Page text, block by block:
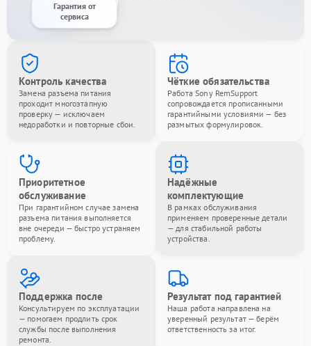
Гарантия от
сервиса
Контроль качества
Замена разъема питания
проходит многоэтапную
проверку — исключаем
недоработки и повторные сбои.
Чёткие обязательства
Работа Sony RemSupport
сопровождается прописанными
гарантийными условиями — без
размытых формулировок.
Приоритетное
обслуживание
При гарантийном случае замена
разъема питания выполняется
вне очереди — быстро устраняем
проблему.
Надёжные
комплектующие
В рамках обслуживания
применяем проверенные детали
— для стабильной работы
устройства.
Поддержка после
Консультируем по эксплуатации
— помогаем продлить срок
службы после выполнения
ремонта.
Результат под гарантией
Наша работа направлена на
уверенный результат — берём
ответственность за итог.